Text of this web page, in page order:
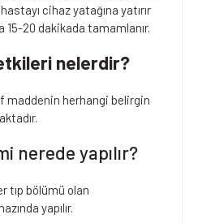
cihaz yatağına yatırır
20 dakikada tamamlanır.
nelerdir?
maddenin herhangi belirgin
nerede yapılır?
tıp bölümü olan
yapılır.